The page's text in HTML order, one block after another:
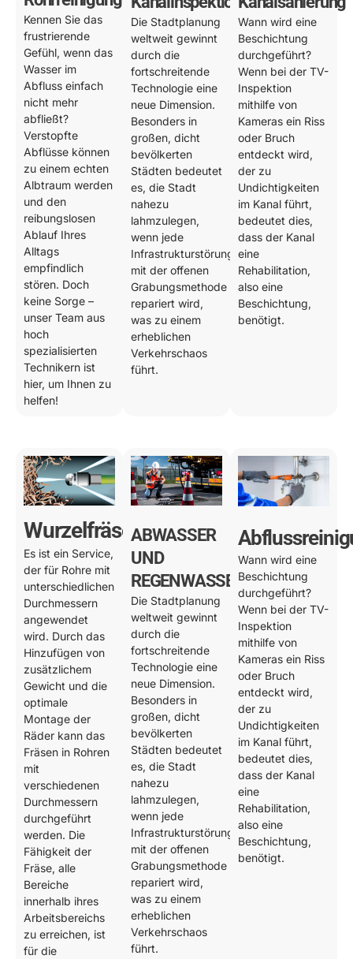
Kennen Sie das
frustrierende
Gefühl, wenn das
Wasser im
Abfluss einfach
nicht mehr
abfließt?
Verstopfte
Abflüsse können
zu einem echten
Albtraum werden
und den
reibungslosen
Ablauf Ihres
Alltags
empfindlich
stören. Doch
keine Sorge –
unser Team aus
hoch
spezialisierten
Technikern ist
hier, um Ihnen zu
helfen!
Die Stadtplanung
weltweit gewinnt
durch die
fortschreitende
Technologie eine
neue Dimension.
Besonders in
großen, dicht
bevölkerten
Städten bedeutet
es, die Stadt
nahezu
lahmzulegen,
wenn jede
Infrastrukturstörung
mit der offenen
Grabungsmethode
repariert wird,
was zu einem
erheblichen
Verkehrschaos
führt.
Wann wird eine
Beschichtung
durchgeführt?
Wenn bei der TV-
Inspektion
mithilfe von
Kameras ein Riss
oder Bruch
entdeckt wird,
der zu
Undichtigkeiten
im Kanal führt,
bedeutet dies,
dass der Kanal
eine
Rehabilitation,
also eine
Beschichtung,
benötigt.
Wurzelfräsen
Es ist ein Service,
der für Rohre mit
unterschiedlichen
Durchmessern
angewendet
wird. Durch das
Hinzufügen von
zusätzlichem
Gewicht und die
optimale
Montage der
Räder kann das
Fräsen in Rohren
mit
verschiedenen
Durchmessern
durchgeführt
werden. Die
Fähigkeit der
Fräse, alle
Bereiche
innerhalb ihres
Arbeitsbereichs
zu erreichen, ist
für die
ABWASSER
UND
REGENWASSER
Die Stadtplanung
weltweit gewinnt
durch die
fortschreitende
Technologie eine
neue Dimension.
Besonders in
großen, dicht
bevölkerten
Städten bedeutet
es, die Stadt
nahezu
lahmzulegen,
wenn jede
Infrastrukturstörung
mit der offenen
Grabungsmethode
repariert wird,
was zu einem
erheblichen
Verkehrschaos
führt.
Wann wird eine
Beschichtung
durchgeführt?
Wenn bei der TV-
Inspektion
mithilfe von
Kameras ein Riss
oder Bruch
entdeckt wird,
der zu
Undichtigkeiten
im Kanal führt,
bedeutet dies,
dass der Kanal
eine
Rehabilitation,
also eine
Beschichtung,
benötigt.